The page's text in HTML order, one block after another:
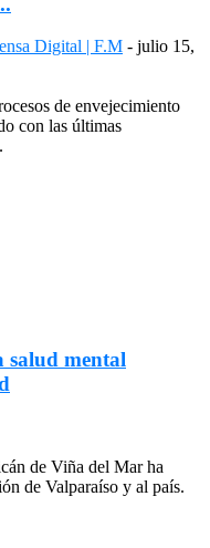
Digital | F.M - julio 15,
de envejecimiento
con las últimas
salud mental
de Viña del Mar ha
de Valparaíso y al país.